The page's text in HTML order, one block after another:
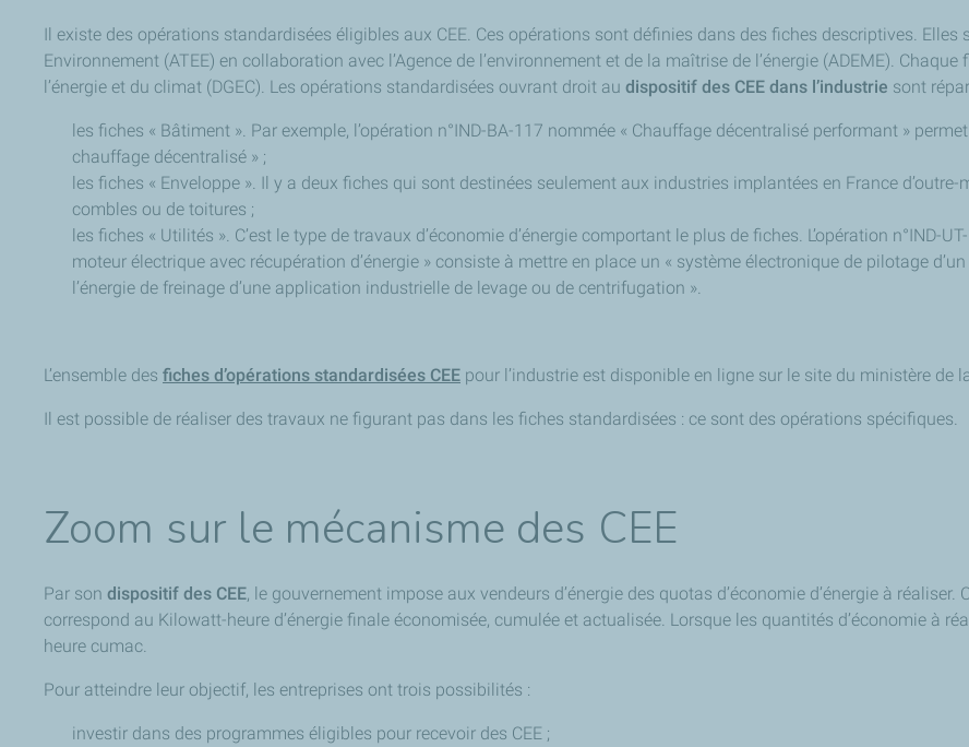
Il existe des opérations standardisées éligibles aux CEE. Ces opérations sont définies dans des fiches descriptives. Elles
Environnement (ATEE) en collaboration avec l’Agence de l’environnement et de la maîtrise de l’énergie (ADEME).
l’énergie et du climat (DGEC). Les opérations standardisées ouvrant droit au dispositif des CEE dans l’industrie sont
les fiches « Bâtiment ». Par exemple, l’opération n°IND-BA-117 nommée « Chauffage décentralisé performant »
chauffage décentralisé » ;
les fiches « Enveloppe ». Il y a deux fiches qui sont destinées seulement aux industries implantées en France
combles ou de toitures ;
les fiches « Utilités ». C’est le type de travaux d’économie d’énergie comportant le plus de fiches. L’opération n°IND-
moteur électrique avec récupération d’énergie » consiste à mettre en place un « système électronique de pilotage
l’énergie de freinage d’une application industrielle de levage ou de centrifugation ».
L’ensemble des fiches d’opérations standardisées CEE pour l’industrie est disponible en ligne sur le site du ministère de
Il est possible de réaliser des travaux ne figurant pas dans les fiches standardisées : ce sont des opérations spécifiques.
Zoom sur le mécanisme des CEE
Par son dispositif des CEE, le gouvernement impose aux vendeurs d’énergie des quotas d’économie d’énergie à
correspond au Kilowatt-heure d’énergie finale économisée, cumulée et actualisée. Lorsque les quantités d’économie à
heure cumac.
Pour atteindre leur objectif, les entreprises ont trois possibilités :
investir dans des programmes éligibles pour recevoir des CEE ;